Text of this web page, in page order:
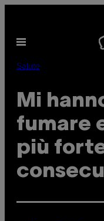
contenuto
Apri
Salute
Mi
fumare
più